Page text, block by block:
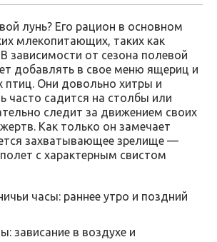
лунь? Его рацион в основном
млекопитающих, таких как
зависимости от сезона полевой
добавлять в свое меню ящериц и
птиц. Они довольно хитры и
часто садится на столбы или
следит за движением своих
Как только он замечает
захватывающее зрелище —
с характерным свистом
часы: раннее утро и поздний
зависание в воздухе и